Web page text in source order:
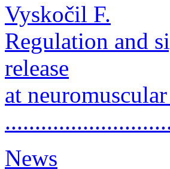
Vyskočil F.
Regulation and
release
at
News